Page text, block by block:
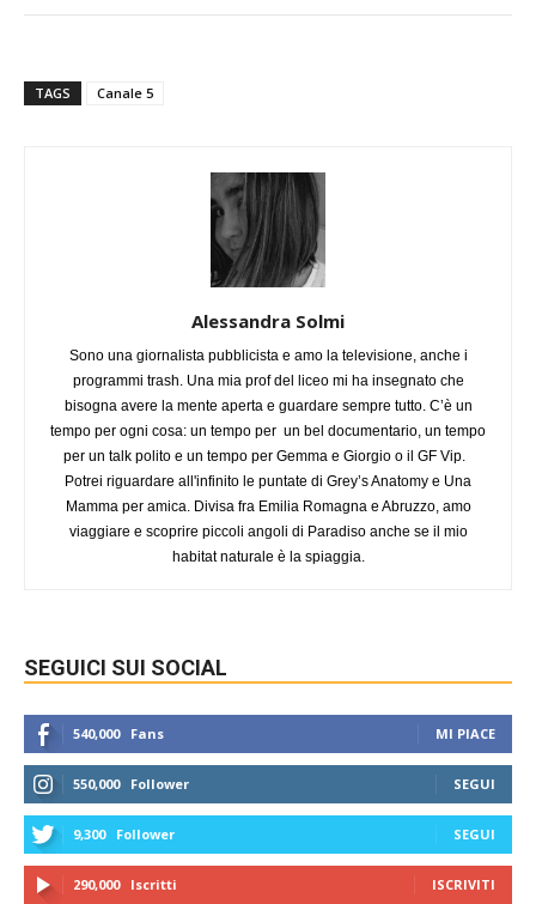
TAGS Canale 5
Alessandra Solmi
Sono una giornalista pubblicista e amo la televisione, anche i
programmi trash. Una mia prof del liceo mi ha insegnato che
bisogna avere la mente aperta e guardare sempre tutto. C’è un
tempo per ogni cosa: un tempo per un bel documentario, un tempo
per un talk polito e un tempo per Gemma e Giorgio o il GF Vip.
Potrei riguardare all'infinito le puntate di Grey’s Anatomy e Una
Mamma per amica. Divisa fra Emilia Romagna e Abruzzo, amo
viaggiare e scoprire piccoli angoli di Paradiso anche se il mio
habitat naturale è la spiaggia.
SEGUICI SUI SOCIAL
540,000 Fans MI PIACE
550,000 Follower SEGUI
9,300 Follower SEGUI
290,000 Iscritti ISCRIVITI